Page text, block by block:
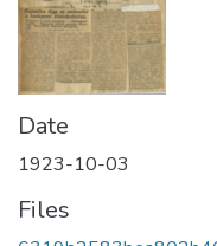
Date
1923-10-03
Files